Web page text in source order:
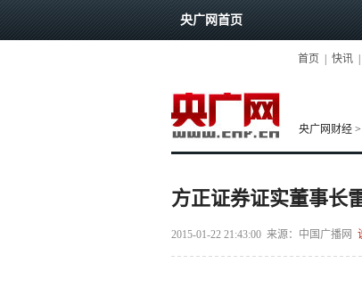
央广网首页
首页 快讯
央广网财经 >
方正证券证实董事长
2015-01-22 21:43:00 来源： 中国广播网